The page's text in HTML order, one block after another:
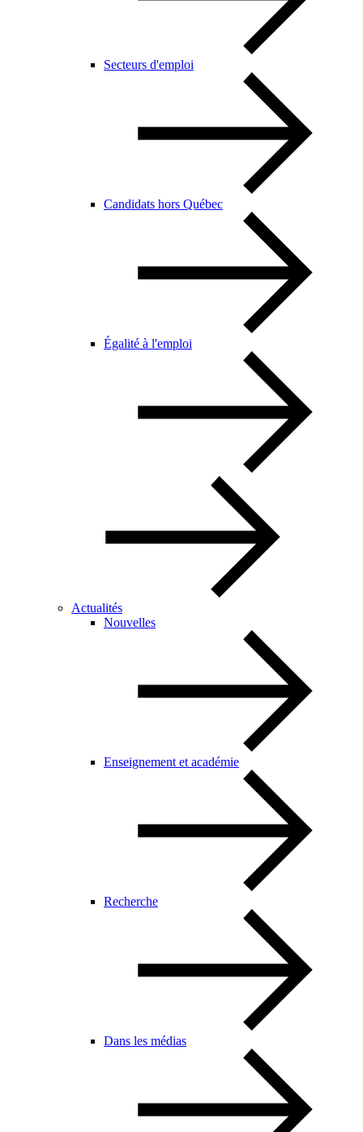
Secteurs d'emploi
Candidats hors Québec
Égalité à l'emploi
Actualités
Nouvelles
Enseignement et académie
Recherche
Dans les médias